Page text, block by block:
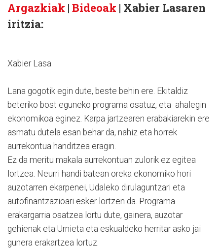
Argazkiak | Bideoak | Xabier Lasaren
iritzia:
Xabier Lasa
Lana gogotik egin dute, beste behin ere. Ekitaldiz
beteriko bost eguneko programa osatuz, eta ahalegin
ekonomikoa eginez. Karpa jartzearen erabakiarekin ere
asmatu dutela esan behar da, nahiz eta horrek
aurrekontua handitzea eragin.
Ez da meritu makala aurrekontuan zulorik ez egitea
lortzea. Neurri handi batean oreka ekonomiko hori
auzotarren ekarpenei, Udaleko dirulaguntzari eta
autofinantzazioari esker lortzen da. Programa
erakargarria osatzea lortu dute, gainera, auzotar
gehienak eta Urnieta eta eskualdeko herritar asko jai
gunera erakartzea lortuz.